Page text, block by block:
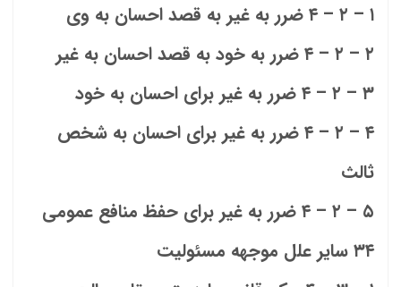
۱ – ۲ – ۴ ضرر به غیر به قصد احسان به وی
۲ – ۲ – ۴ ضرر به خود به قصد احسان به غیر
۳ – ۲ – ۴ ضرر به غیر برای احسان به خود
۴ – ۲ – ۴ ضرر به غیر برای احسان به شخص
ثالث
۵ – ۲ – ۴ ضرر به غیر برای حفظ منافع عمومی
۳۴ سایر علل موجهه مسئولیت